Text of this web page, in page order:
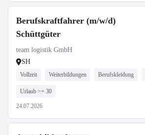
Berufskraftfahrer (m/w/d)
Schüttgüter
team logistik GmbH
SH
Vollzeit Weiterbildungen Berufskleidung
Urlaub >= 30
24.07.2026